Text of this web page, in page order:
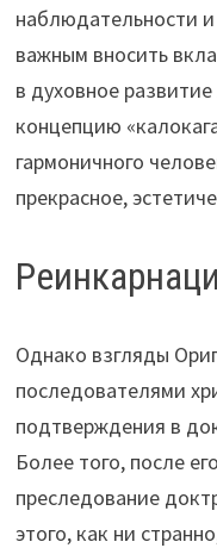
наблюдательности
важным вносить
в духовное
концепцию
гармоничного
прекрасное,
Однако взгляды
последователями
подтверждения в
Более того, после
преследование
этого, как ни